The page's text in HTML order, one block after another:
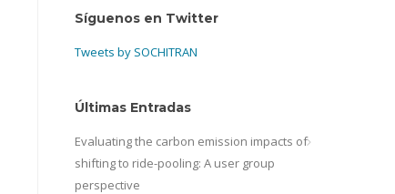
Síguenos en Twitter
Tweets by SOCHITRAN
Últimas Entradas
Evaluating the carbon emission impacts of
shifting to ride-pooling: A user group
perspective